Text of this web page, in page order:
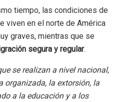
tiempo, las condiciones de
viven en el norte de América
graves, mientras que se
segura y regular.
se realizan a nivel nacional,
organizada, la extorsión, la
a la educación y a los